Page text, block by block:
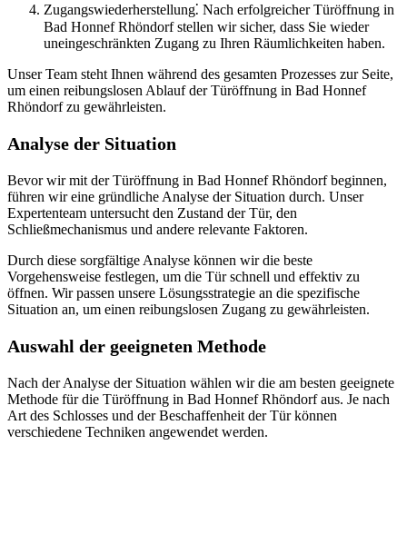
Zugangswiederherstellung⁚ Nach erfolgreicher Türöffnung in
Bad Honnef Rhöndorf stellen wir sicher, dass Sie wieder
uneingeschränkten Zugang zu Ihren Räumlichkeiten haben.
Unser Team steht Ihnen während des gesamten Prozesses zur Seite,
um einen reibungslosen Ablauf der Türöffnung in Bad Honnef
Rhöndorf zu gewährleisten.​
Analyse der Situation
Bevor wir mit der Türöffnung in Bad Honnef Rhöndorf beginnen,
führen wir eine gründliche Analyse der Situation durch. Unser
Expertenteam untersucht den Zustand der Tür, den
Schließmechanismus und andere relevante Faktoren.
Durch diese sorgfältige Analyse können wir die beste
Vorgehensweise festlegen, um die Tür schnell und effektiv zu
öffnen.​ Wir passen unsere Lösungsstrategie an die spezifische
Situation an, um einen reibungslosen Zugang zu gewährleisten.​
Auswahl der geeigneten Methode
Nach der Analyse der Situation wählen wir die am besten geeignete
Methode für die Türöffnung in Bad Honnef Rhöndorf aus. Je nach
Art des Schlosses und der Beschaffenheit der Tür können
verschiedene Techniken angewendet werden.